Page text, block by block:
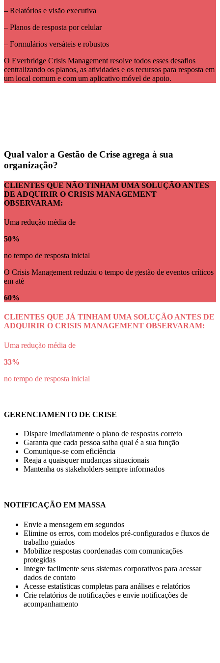
– Relatórios e visão executiva
– Planos de resposta por celular
– Formulários versáteis e robustos
O Everbridge Crisis Management resolve todos esses desafios
centralizando os planos, as atividades e os recursos para resposta em
um local comum e com um aplicativo móvel de apoio.
Qual valor a Gestão de Crise agrega à sua
organização?
CLIENTES QUE NÃO TINHAM UMA SOLUÇÃO ANTES
DE ADQUIRIR O CRISIS MANAGEMENT
OBSERVARAM:
Uma redução média de
50%
no tempo de resposta inicial
O Crisis Management reduziu o tempo de gestão de eventos críticos
em até
60%
CLIENTES QUE JÁ TINHAM UMA SOLUÇÃO ANTES DE
ADQUIRIR O CRISIS MANAGEMENT OBSERVARAM:
Uma redução média de
33%
no tempo de resposta inicial
GERENCIAMENTO DE CRISE
Dispare imediatamente o plano de respostas correto
Garanta que cada pessoa saiba qual é a sua função
Comunique-se com eficiência
Reaja a quaisquer mudanças situacionais
Mantenha os stakeholders sempre informados
NOTIFICAÇÃO EM MASSA
Envie a mensagem em segundos
Elimine os erros, com modelos pré-configurados e fluxos de
trabalho guiados
Mobilize respostas coordenadas com comunicações
protegidas
Integre facilmente seus sistemas corporativos para acessar
dados de contato
Acesse estatísticas completas para análises e relatórios
Crie relatórios de notificações e envie notificações de
acompanhamento